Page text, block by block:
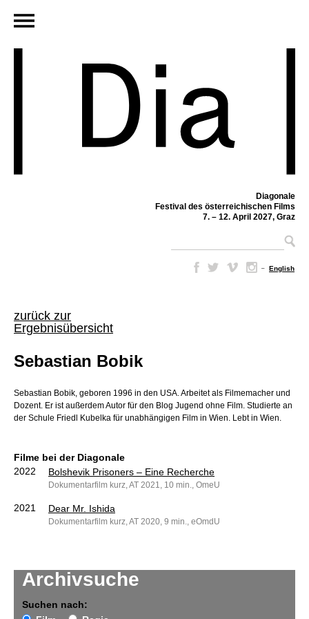
Diagonale
Festival des österreichischen Films
7. – 12. April 2027, Graz
– English
zurück zur
Ergebnisübersicht
Archivsuche
Suchen nach:
Sebastian Bobik
Sebastian Bobik, geboren 1996 in den USA. Arbeitet als Filmemacher und
Dozent. Er ist außerdem Autor für den Blog Jugend ohne Film. Studierte an
der Schule Friedl Kubelka für unabhängigen Film in Wien. Lebt in Wien.
Filme bei der Diagonale
2022
Bolshevik Prisoners – Eine Recherche
Dokumentarfilm kurz, AT 2021, 10 min., OmeU
2021 Dear Mr. Ishida
Dokumentarfilm kurz, AT 2020, 9 min., eOmdU